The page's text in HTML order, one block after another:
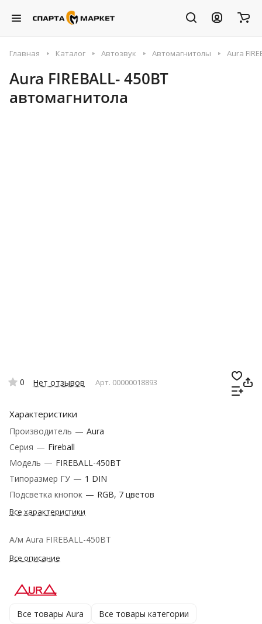
Главная Каталог Автозвук Автомагнитолы Aura
Aura FIREBALL- 450BT
автомагнитола
0 Нет отзывов Арт. 00000018893
Характеристики
Производитель — Aura
Серия — Fireball
Модель — FIREBALL-450BT
Типоразмер ГУ — 1 DIN
Подсветка кнопок — RGB, 7 цветов
Все характеристики
А/м Aura FIREBALL-450BT
Все описание
Все товары Aura Все товары категории